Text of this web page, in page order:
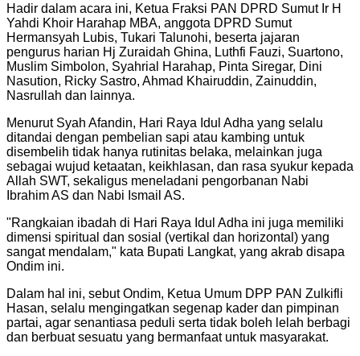
Hadir dalam acara ini, Ketua Fraksi PAN DPRD Sumut Ir H
Yahdi Khoir Harahap MBA, anggota DPRD Sumut
Hermansyah Lubis, Tukari Talunohi, beserta jajaran
pengurus harian Hj Zuraidah Ghina, Luthfi Fauzi, Suartono,
Muslim Simbolon, Syahrial Harahap, Pinta Siregar, Dini
Nasution, Ricky Sastro, Ahmad Khairuddin, Zainuddin,
Nasrullah dan lainnya.
Menurut Syah Afandin, Hari Raya Idul Adha yang selalu
ditandai dengan pembelian sapi atau kambing untuk
disembelih tidak hanya rutinitas belaka, melainkan juga
sebagai wujud ketaatan, keikhlasan, dan rasa syukur kepada
Allah SWT, sekaligus meneladani pengorbanan Nabi
Ibrahim AS dan Nabi Ismail AS.
"Rangkaian ibadah di Hari Raya Idul Adha ini juga memiliki
dimensi spiritual dan sosial (vertikal dan horizontal) yang
sangat mendalam," kata Bupati Langkat, yang akrab disapa
Ondim ini.
Dalam hal ini, sebut Ondim, Ketua Umum DPP PAN Zulkifli
Hasan, selalu mengingatkan segenap kader dan pimpinan
partai, agar senantiasa peduli serta tidak boleh lelah berbagi
dan berbuat sesuatu yang bermanfaat untuk masyarakat.